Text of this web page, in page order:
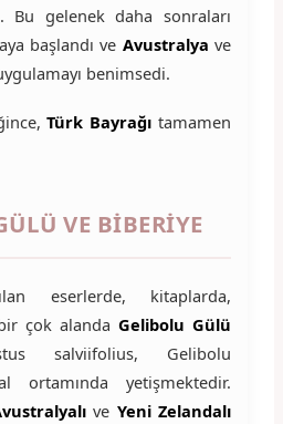
Bu gelenek daha sonraları
başlandı ve Avustralya ve
benimsedi.
Türk Bayrağı tamamen
VE BİBERİYE
eserlerde, kitaplarda,
çok alandaGelibolu Gülü
salviifolius, Gelibolu
ortamında yetişmektedir.
ve Yeni Zelandalı